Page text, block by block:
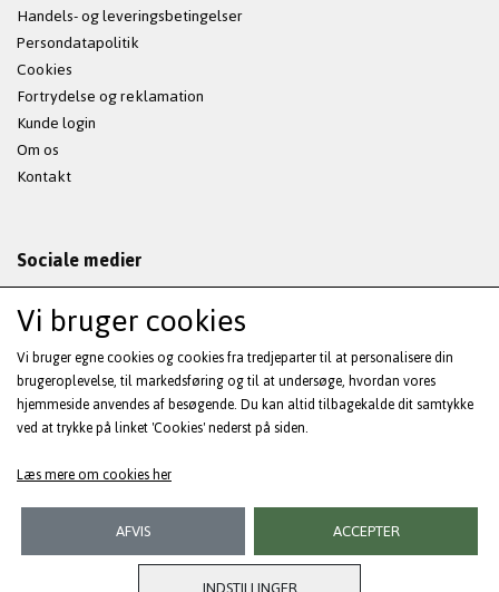
Handels- og leveringsbetingelser
Persondatapolitik
Cookies
Fortrydelse og reklamation
Kunde login
Om os
Kontakt
Sociale medier
Modtag vores nyhedsbrev via e-mail
Tilmeld
(mere information)
Vi bruger cookies
Vi bruger egne cookies og cookies fra tredjeparter til at personalisere din
brugeroplevelse, til markedsføring og til at undersøge, hvordan vores
hjemmeside anvendes af besøgende. Du kan altid tilbagekalde dit samtykke
ved at trykke på linket 'Cookies' nederst på siden.
Læs mere om cookies her
AFVIS ACCEPTER